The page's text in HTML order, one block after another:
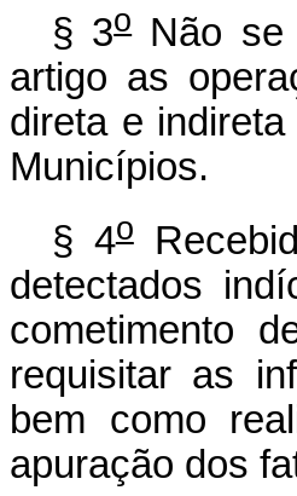
§ 3oNão se
artigo as
direta e
Municípios.
§ 4o
detectados
cometimento
requisitar as
bem como
apuração dos